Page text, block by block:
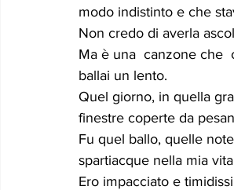
modo indistinto e che
Non credo di averla
Ma è una  canzone che
ballai un lento.
Quel giorno, in quella
finestre coperte da
Fu quel ballo, quelle
spartiacque nella mia
Ero impacciato e